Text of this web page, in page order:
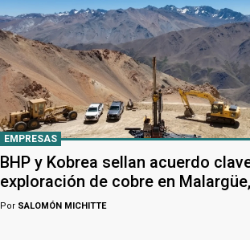
EMPRESAS
BHP y Kobrea sellan acuerdo
exploración de cobre en
Por SALOMÓN MICHITTE